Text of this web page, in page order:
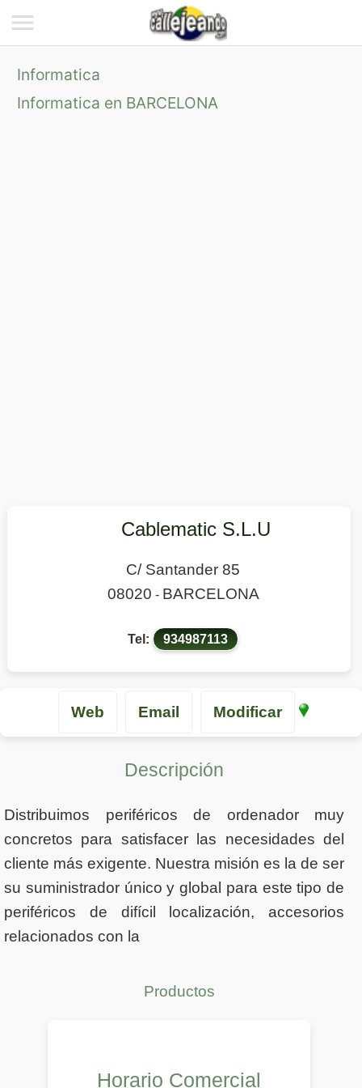
Informatica
Informatica en BARCELONA
Cablematic S.L.U
C/ Santander 85
08020 - BARCELONA
Tel: 934987113
Web Email Modificar
Descripción
Distribuimos periféricos de ordenador muy
concretos para satisfacer las necesidades del
cliente más exigente. Nuestra misión es la de ser
su suministrador único y global para este tipo de
periféricos de difícil localización, accesorios
relacionados con la
Productos
Horario Comercial